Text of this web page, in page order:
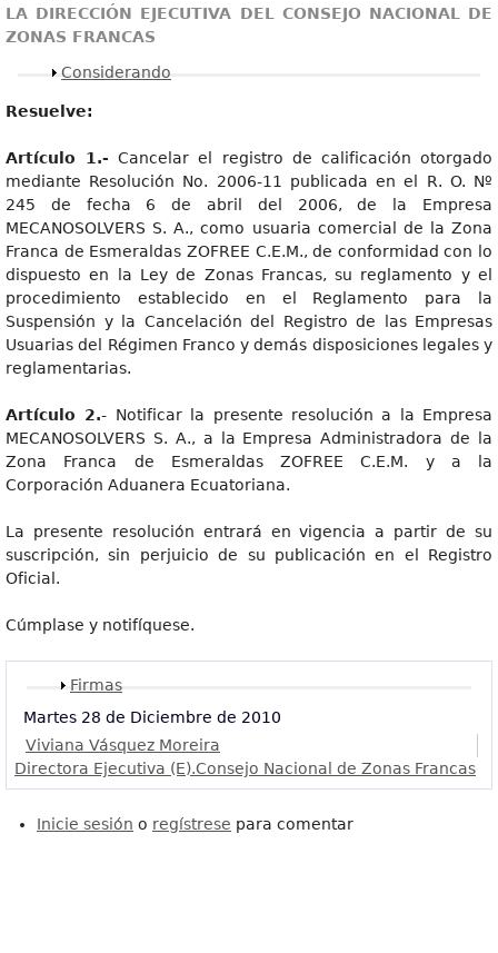
LA DIRECCIÓN EJECUTIVA DEL CONSEJO NACIONAL DE
ZONAS FRANCAS
Mostrar
Considerando
Resuelve:
Artículo 1.- Cancelar el registro de calificación otorgado
mediante Resolución No. 2006-11 publicada en el R. O. Nº
245 de fecha 6 de abril del 2006, de la Empresa
MECANOSOLVERS S. A., como usuaria comercial de la Zona
Franca de Esmeraldas ZOFREE C.E.M., de conformidad con lo
dispuesto en la Ley de Zonas Francas, su reglamento y el
procedimiento establecido en el Reglamento para la
Suspensión y la Cancelación del Registro de las Empresas
Usuarias del Régimen Franco y demás disposiciones legales y
reglamentarias.
Artículo 2.- Notificar la presente resolución a la Empresa
MECANOSOLVERS S. A., a la Empresa Administradora de la
Zona Franca de Esmeraldas ZOFREE C.E.M. y a la
Corporación Aduanera Ecuatoriana.
La presente resolución entrará en vigencia a partir de su
suscripción, sin perjuicio de su publicación en el Registro
Oficial.
Cúmplase y notifíquese.
Mostrar
Firmas
Martes 28 de Diciembre de 2010
Viviana Vásquez Moreira
Directora Ejecutiva (E).Consejo Nacional de Zonas Francas
Inicie sesión o regístrese para comentar